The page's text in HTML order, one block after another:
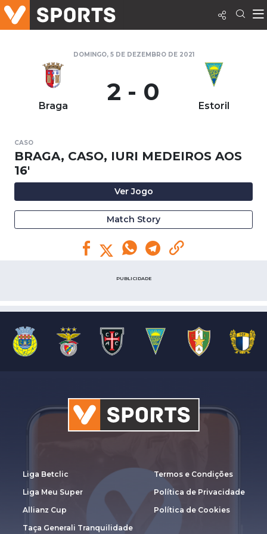
DOMINGO, 5 DE DEZEMBRO DE 2021
Braga 2 - 0 Estoril
CASO
BRAGA, CASO, IURI MEDEIROS AOS
16'
Ver Jogo
Match Story
PUBLICIDADE
Liga Betclic
Liga Meu Super
Allianz Cup
Taça Generali Tranquilidade
Termos e Condições
Política de Privacidade
Política de Cookies